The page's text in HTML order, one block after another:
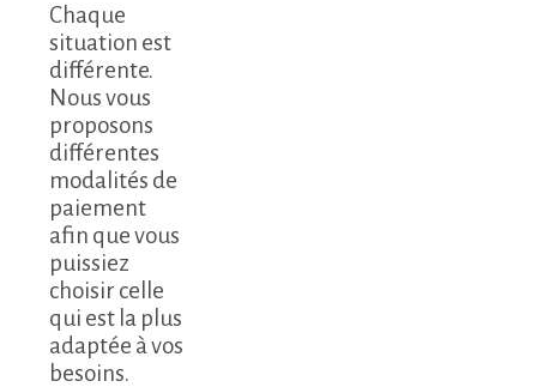
Chaque
situation est
différente.
Nous vous
proposons
différentes
modalités de
paiement
afin que vous
puissiez
choisir celle
qui est la plus
adaptée à vos
besoins.